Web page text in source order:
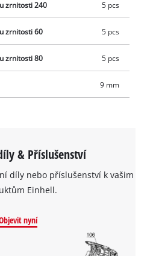
zrnitosti 240 5 pcs
zrnitosti 60 5 pcs
zrnitosti 80 5 pcs
9 mm
& Příslušenství
díly nebo příslušenství k vašim
Einhell.
nyní